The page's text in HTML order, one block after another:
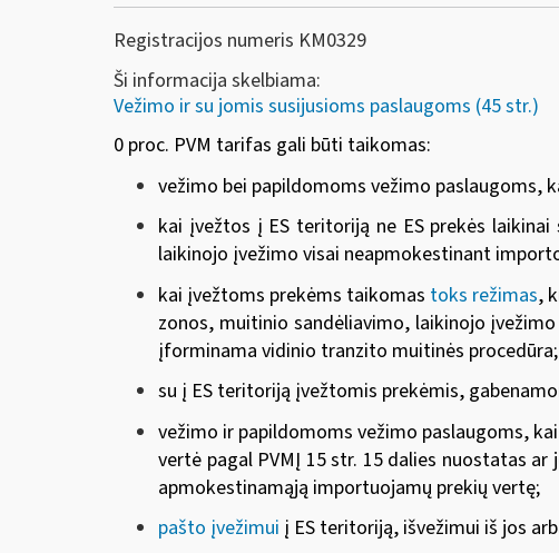
Registracijos numeris KM0329
Ši informacija skelbiama:
Vežimo ir su jomis susijusioms paslaugoms (45 str.)
0 proc. PVM tarifas gali būti taikomas:
vežimo bei papildomoms vežimo paslaugoms,
kai įvežtos į ES teritoriją ne ES prekės
laikinojo įvežimo visai neapmokestinant
kai įvežtoms prekėms taikomas toks režimas,
zonos, muitinio sandėliavimo, laikinojo
įforminama vidinio tranzito muitinės procedūra;
su į ES teritoriją įvežtomis prekėmis,
vežimo ir papildomoms vežimo paslaugoms,
vertė pagal PVMĮ 15 str. 15 dalies nuostatas
apmokestinamąją importuojamų prekių vertę;
pašto įvežimui į ES teritoriją, išvežimui iš jos